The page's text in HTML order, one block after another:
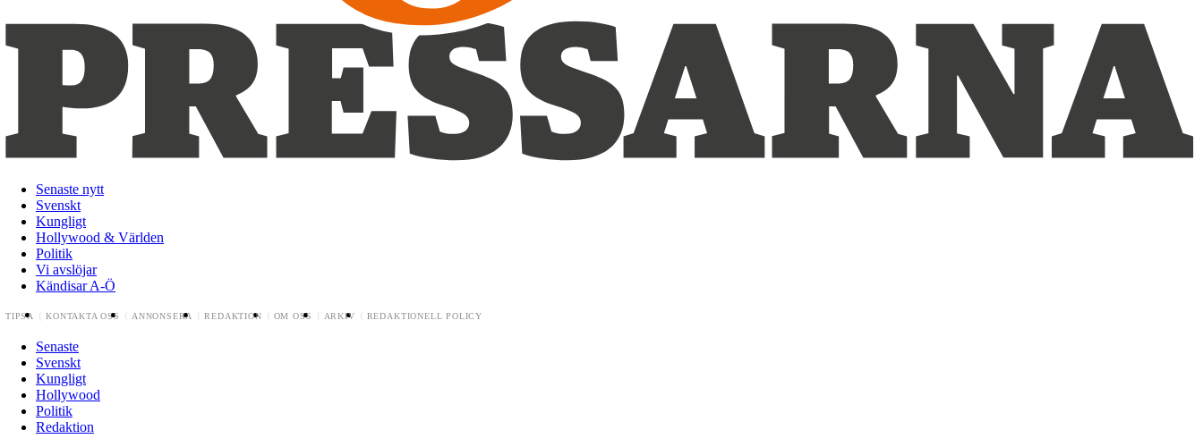
Senaste nytt
Svenskt
Kungligt
Hollywood & Världen
Politik
Vi avslöjar
Kändisar A-Ö
TIPSA KONTAKTA OSS ANNONSERA REDAKTION OM OSS ARKIV REDAKTIONELL POLICY
Senaste
Svenskt
Kungligt
Hollywood
Politik
Redaktion